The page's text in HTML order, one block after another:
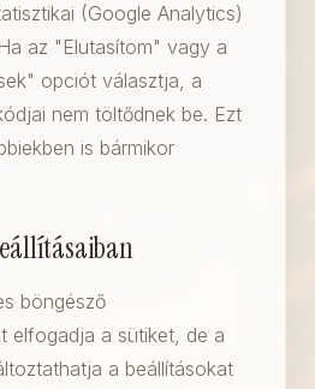
(Google Analytics)
az "Elutasítom" vagy a
opciót választja, a
nem töltődnek be. Ezt
is bármikor
böngésző
elfogadja a sütiket, de a
a beállításokat